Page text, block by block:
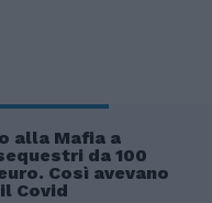
alla Mafia a
da 100
Così avevano
Covid